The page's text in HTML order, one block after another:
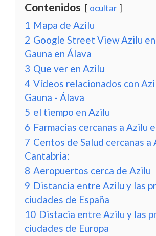
Contenidos ocultar
1 Mapa de Azilu
2 Google Street View Azilu
Gauna en Álava
3 Que ver en Azilu
4 Vídeos relacionados con
Gauna - Álava
5 el tiempo en Azilu
6 Farmacias cercanas a Azilu
7 Centos de Salud cercanas a
Cantabria:
8 Aeropuertos cerca de Azilu
9 Distancia entre Azilu y las
ciudades de España
10 Distacia entre Azilu y las
ciudades de Europa